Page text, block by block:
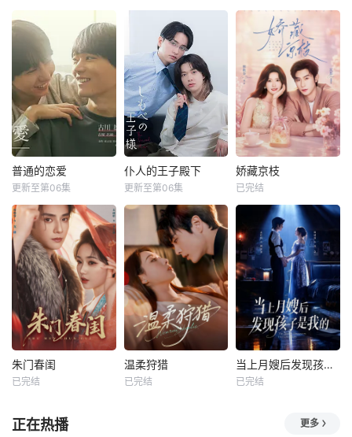
普通的恋爱
更新至第06集
仆人的王子殿下
更新至第06集
娇藏京枝
已完结
朱门春闺
已完结
温柔狩猎
已完结
当上月嫂后发现孩子是我的
已完结
正在热播 更多